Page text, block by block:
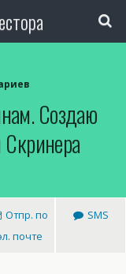
Создаю
Отпр. по
почте
SMS